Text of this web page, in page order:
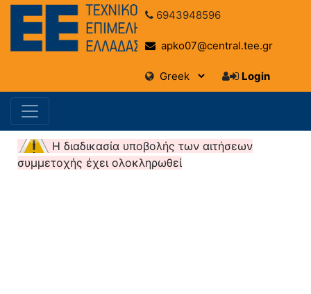
6943948596
apko07@central.tee.gr
Login
Η διαδικασία υποβολής των αιτήσεων
συμμετοχής έχει ολοκληρωθεί